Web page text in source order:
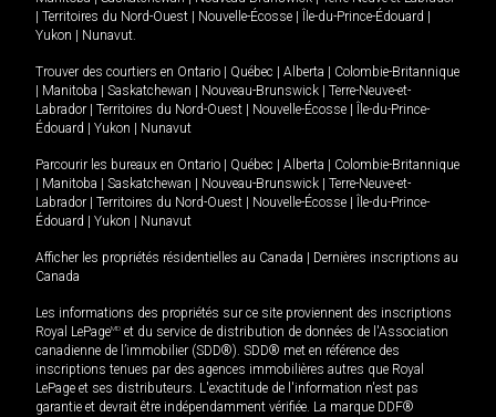
Territoires du Nord-Ouest Nouvelle-Écosse Île-du-Prince-Édouard
Yukon
Nunavut.
Trouver des courtiers en Ontario Québec Alberta
Colombie-Britannique
Manitoba Saskatchewan Nouveau-Brunswick
Terre-Neuve-et-
Labrador
Territoires du Nord-Ouest Nouvelle-Écosse
Île-du-Prince-
Édouard
Yukon Nunavut
Parcourir les bureaux en Ontario Québec Alberta
Colombie-Britannique
Manitoba Saskatchewan Nouveau-Brunswick
Terre-Neuve-et-
Labrador
Territoires du Nord-Ouest Nouvelle-Écosse
Île-du-Prince-
Édouard
Yukon Nunavut
Afficher les propriétés résidentielles au Canada
Dernières inscriptions au
Canada
Les informations des propriétés sur ce site proviennent des inscriptions
Royal LePageMD et du service de distribution de données de l'Association
canadienne de l’immobilier (SDD®). SDD® met en référence des
inscriptions tenues par des agences immobilières autres que Royal
LePage et ses distributeurs. L'exactitude de l'information n'est pas
garantie et devrait être indépendamment vérifiée. La marque DDF®